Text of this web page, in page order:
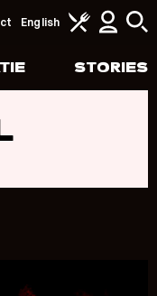
STORIES
English